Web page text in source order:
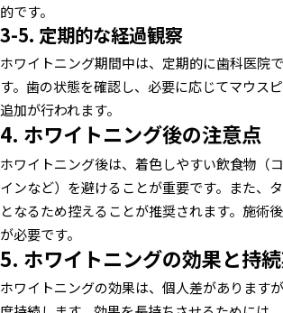
的です。
3-5. 定期的な経過観察
ホワイトニング期間中は、定期的に歯科医院
す。歯の状態を確認し、必要に応じてマウス
追加が行われます。
4. ホワイトニング後の注意点
ホワイトニング後は、着色しやすい飲食物（
インなど）を避けることが重要です。また、
となるため控えることが推奨されます。施術
が必要です。
5. ホワイトニングの効果と持
ホワイトニングの効果は、個人差があります